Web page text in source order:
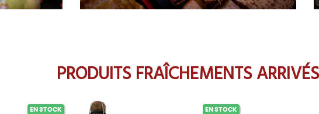
PRODUITS FRAÎCHEMENTS ARRIVÉS
EN STOCK EN STOCK